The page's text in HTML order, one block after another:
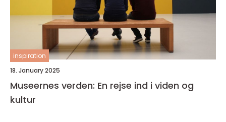
inspiration
18. January 2025
Museernes verden: En rejse ind i viden og
kultur